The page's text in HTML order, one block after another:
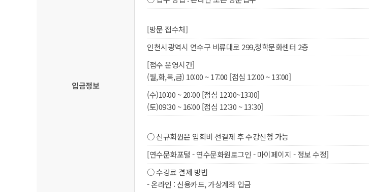
입금정보
[방문 접수처]
인천시광역시 연수구 비류대로 299,청학문화센터 2층
[접수 운영시간]
(월,화,목,금) 10:00 ~ 17:00 [점심 12:00 ~ 13:00]
(수)10:00 ~ 20:00 [점심 12:00~13:00]
(토)09:30 ~ 16:00 [점심 12:30 ~ 13:30]
○ 신규회원은 입회비 선결제 후 수강신청 가능
[연수문화포털 - 연수문화원로그인 - 마이페이지 - 정보 수정]
○ 수강료 결제 방법
- 온라인 : 신용카드, 가상계좌 입금